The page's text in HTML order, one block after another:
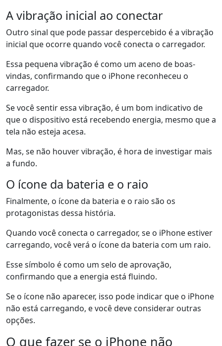
A vibração inicial ao conectar
Outro sinal que pode passar despercebido é a vibração
inicial que ocorre quando você conecta o carregador.
Essa pequena vibração é como um aceno de boas-
vindas, confirmando que o iPhone reconheceu o
carregador.
Se você sentir essa vibração, é um bom indicativo de
que o dispositivo está recebendo energia, mesmo que a
tela não esteja acesa.
Mas, se não houver vibração, é hora de investigar mais
a fundo.
O ícone da bateria e o raio
Finalmente, o ícone da bateria e o raio são os
protagonistas dessa história.
Quando você conecta o carregador, se o iPhone estiver
carregando, você verá o ícone da bateria com um raio.
Esse símbolo é como um selo de aprovação,
confirmando que a energia está fluindo.
Se o ícone não aparecer, isso pode indicar que o iPhone
não está carregando, e você deve considerar outras
opções.
O que fazer se o iPhone não